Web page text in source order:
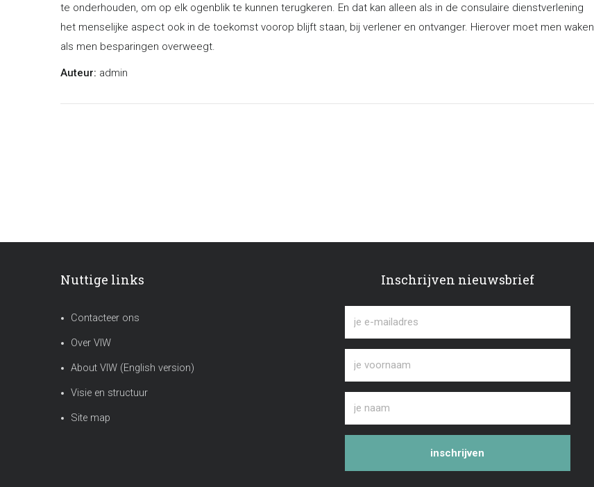
te onderhouden, om op elk ogenblik te kunnen terugkeren. En dat kan alleen als in de consulaire dienstverlening
het menselijke aspect ook in de toekomst voorop blijft staan, bij verlener en ontvanger. Hierover moet men waken
als men besparingen overweegt.
Auteur: admin
Nuttige links
Contacteer ons
Over VIW
About VIW (English version)
Visie en structuur
Site map
Inschrijven nieuwsbrief
inschrijven